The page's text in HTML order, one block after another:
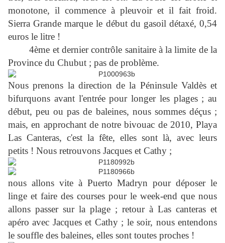
monotone, il commence à pleuvoir et il fait froid.
Sierra Grande marque le début du gasoil détaxé, 0,54
euros le litre !
4ème et dernier contrôle sanitaire à la limite de la
Province du Chubut ; pas de problème.
Nous prenons la direction de la Péninsule Valdès et
bifurquons avant l'entrée pour longer les plages ; au
début, peu ou pas de baleines, nous sommes déçus ;
mais, en approchant de notre bivouac de 2010, Playa
Las Canteras, c'est la fête, elles sont là, avec leurs
petits ! Nous retrouvons Jacques et Cathy ;
nous allons vite à Puerto Madryn pour déposer le
linge et faire des courses pour le week-end que nous
allons passer sur la plage ; retour à Las canteras et
apéro avec Jacques et Cathy ; le soir, nous entendons
le souffle des baleines, elles sont toutes proches !